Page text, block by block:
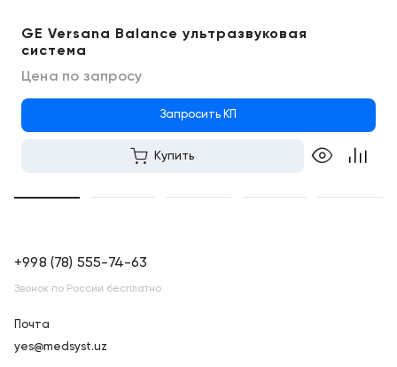
GE Versana Balance ультразвуковая
система
Цена по запросу
Запросить КП
Купить
+998 (78) 555-74-63
Звонок по России бесплатно
Почта
yes@medsyst.uz